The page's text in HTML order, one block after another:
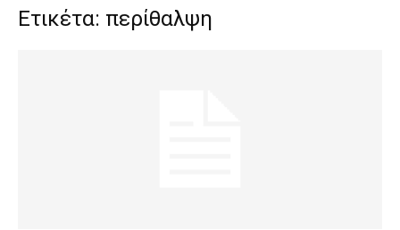
Ετικέτα: περίθαλψη